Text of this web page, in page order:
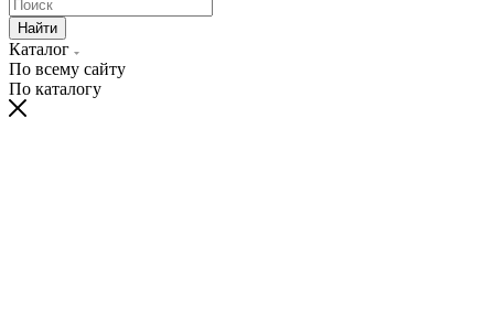
Найти
Каталог
По всему сайту
По каталогу